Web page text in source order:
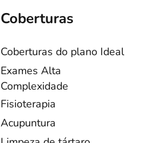
Coberturas
Coberturas do plano Ideal
Exames Alta
Complexidade
Fisioterapia
Acupuntura